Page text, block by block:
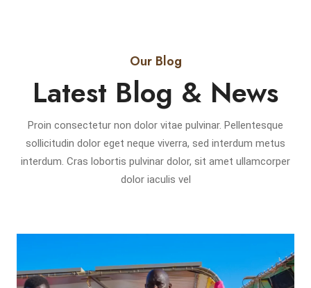
Our Blog
Latest Blog & News
Proin consectetur non dolor vitae pulvinar. Pellentesque
sollicitudin dolor eget neque viverra, sed interdum metus
interdum. Cras lobortis pulvinar dolor, sit amet ullamcorper
dolor iaculis vel